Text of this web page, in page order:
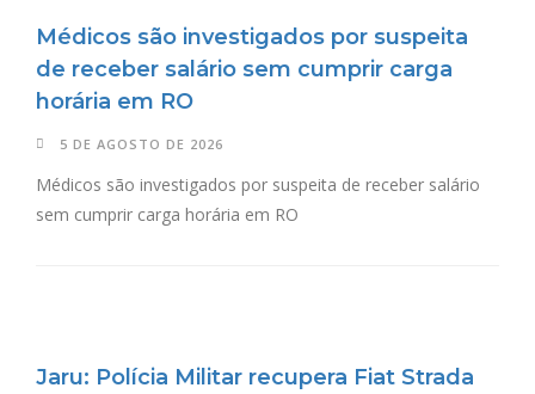
Médicos são investigados por suspeita
de receber salário sem cumprir carga
horária em RO
5 DE AGOSTO DE 2026
Médicos são investigados por suspeita de receber salário
sem cumprir carga horária em RO
Jaru: Polícia Militar recupera Fiat Strada